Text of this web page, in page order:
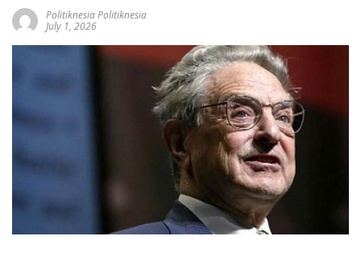
Politiknesia Politiknesia
July 1, 2026